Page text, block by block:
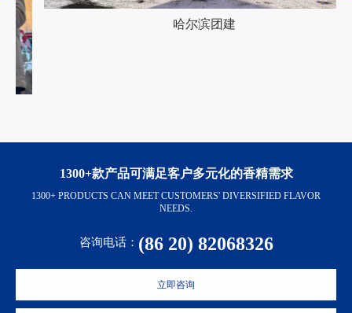
哈尔滨团建
1300+款产品可满足客户多元化的香精需求
1300+ PRODUCTS CAN MEET CUSTOMERS' DIVERSIFIED FLAVOR
NEEDS.
咨询电话： (86 20) 82068326
立即咨询